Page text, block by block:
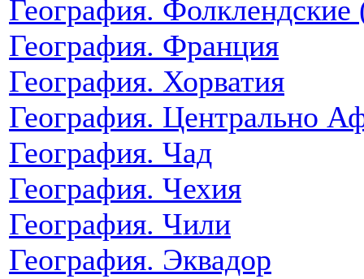
География.
География. Франция
География. Хорватия
География. Центрально
География. Чад
География. Чехия
География. Чили
География. Эквадор